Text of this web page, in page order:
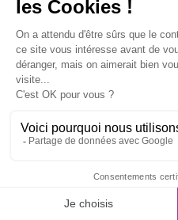
✨Optez pour unbureau
coworking
ou un flex-office
équipe un cadre de travail